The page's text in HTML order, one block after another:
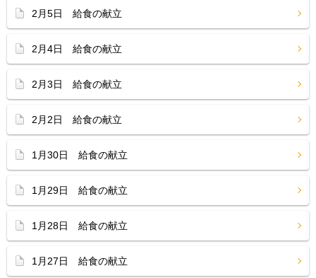
2月5日 給食の献立
2月4日 給食の献立
2月3日 給食の献立
2月2日 給食の献立
1月30日 給食の献立
1月29日 給食の献立
1月28日 給食の献立
1月27日 給食の献立